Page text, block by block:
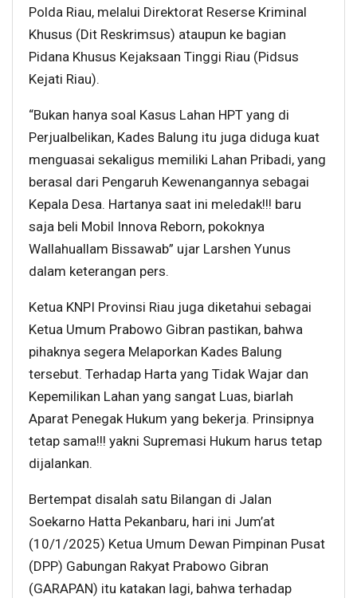
Polda Riau, melalui Direktorat Reserse Kriminal
Khusus (Dit Reskrimsus) ataupun ke bagian
Pidana Khusus Kejaksaan Tinggi Riau (Pidsus
Kejati Riau).
“Bukan hanya soal Kasus Lahan HPT yang di
Perjualbelikan, Kades Balung itu juga diduga kuat
menguasai sekaligus memiliki Lahan Pribadi, yang
berasal dari Pengaruh Kewenangannya sebagai
Kepala Desa. Hartanya saat ini meledak!!! baru
saja beli Mobil Innova Reborn, pokoknya
Wallahuallam Bissawab” ujar Larshen Yunus
dalam keterangan pers.
Ketua KNPI Provinsi Riau juga diketahui sebagai
Ketua Umum Prabowo Gibran pastikan, bahwa
pihaknya segera Melaporkan Kades Balung
tersebut. Terhadap Harta yang Tidak Wajar dan
Kepemilikan Lahan yang sangat Luas, biarlah
Aparat Penegak Hukum yang bekerja. Prinsipnya
tetap sama!!! yakni Supremasi Hukum harus tetap
dijalankan.
Bertempat disalah satu Bilangan di Jalan
Soekarno Hatta Pekanbaru, hari ini Jum’at
(10/1/2025) Ketua Umum Dewan Pimpinan Pusat
(DPP) Gabungan Rakyat Prabowo Gibran
(GARAPAN) itu katakan lagi, bahwa terhadap